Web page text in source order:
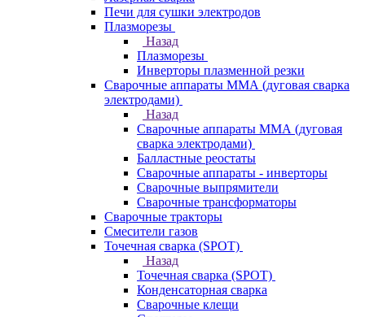
Печи для сушки электродов
Плазморезы
Назад
Плазморезы
Инверторы плазменной резки
Сварочные аппараты ММА (дуговая сварка
электродами)
Назад
Сварочные аппараты ММА (дуговая
сварка электродами)
Балластные реостаты
Сварочные аппараты - инверторы
Сварочные выпрямители
Сварочные трансформаторы
Сварочные тракторы
Смесители газов
Точечная сварка (SPOT)
Назад
Точечная сварка (SPOT)
Конденсаторная сварка
Сварочные клещи